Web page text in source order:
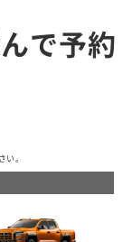
で予約
い。